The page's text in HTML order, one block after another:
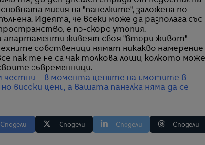
мисия на "панелките", заложена по
Идеята, че всеки може да разполага със
е по-скоро утопия.
апартаменти живеят своя "втори живот"
собственици нямат никакво намерение
пак те не са чак толкова лоши, колкото може
съвременници.
честни – в момента цените на имотите в
високи цени, а вашата панелка няма да се
Сподели Сподели Сподели Сподели